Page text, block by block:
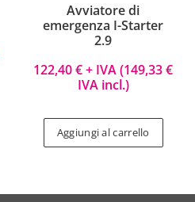
Avviatore di
emergenza I-Starter
2.9
122,40€+ IVA (149,33€
IVA incl.)
Aggiungi al carrello